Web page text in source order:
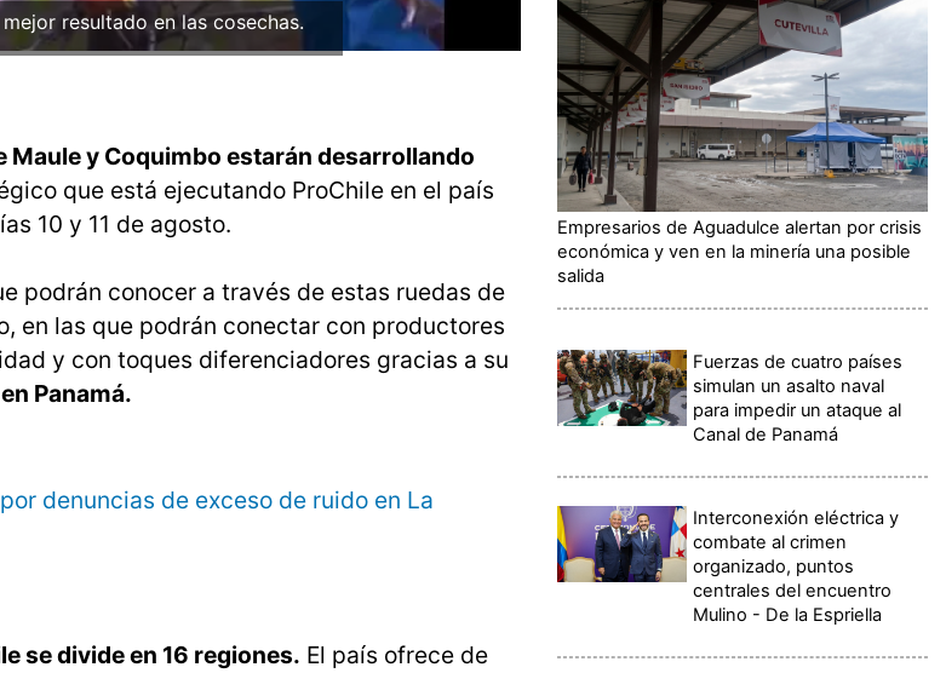
resultado en las cosechas.
Maule y Coquimbo estarán desarrollando
que está ejecutando ProChile en el país
10 y 11 de agosto.
podrán conocer a través de estas ruedas de
en las que podrán conectar con productores
y con toques diferenciadores gracias a su
Panamá.
denuncias de exceso de ruido en La
se divide en 16 regiones. El país ofrece de
Empresarios de Aguadulce alertan por crisis
económica y ven en la minería una posible
salida
Fuerzas de cuatro países
simulan un asalto naval
para impedir un ataque al
Canal de Panamá
Interconexión eléctrica y
combate al crimen
organizado, puntos
centrales del encuentro
Mulino - De la Espriella